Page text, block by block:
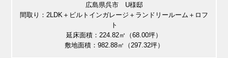
広島県呉市 U様邸
間取り：2LDK＋ビルトインガレージ＋ランドリールーム＋ロフ
ト
延床面積：224.82㎡（68.00坪）
敷地面積：982.88㎡（297.32坪）